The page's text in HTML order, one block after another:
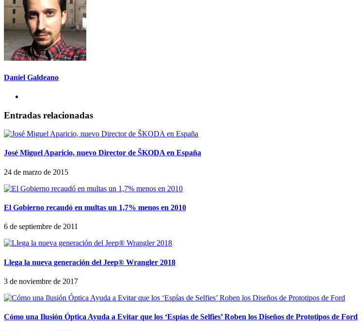
Daniel Galdeano
Entradas relacionadas
José Miguel Aparicio, nuevo Director de ŠKODA en España
24 de marzo de 2015
El Gobierno recaudó en multas un 1,7% menos en 2010
6 de septiembre de 2011
Llega la nueva generación del Jeep® Wrangler 2018
3 de noviembre de 2017
Cómo una Ilusión Óptica Ayuda a Evitar que los ‘Espías de Selfies’ Roben los Diseños de Prototipos de Ford